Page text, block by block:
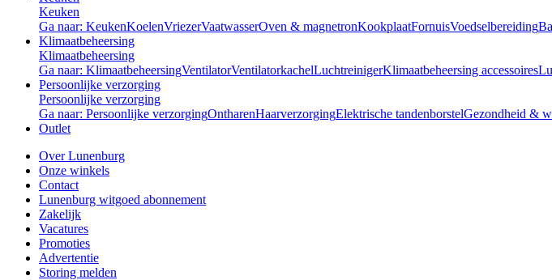
Keuken
Ga naar: KeukenKoelenVriezerVaatwasserOven & magnetronKookplaatFornuisVoedselbereiding
Klimaatbeheersing
Klimaatbeheersing
Ga naar: KlimaatbeheersingVentilatorVentilatorkachelLuchtreinigerKlimaatbeheersing accessoires
Persoonlijke verzorging
Persoonlijke verzorging
Ga naar: Persoonlijke verzorgingOntharenHaarverzorgingElektrische tandenborstelGezondheid &
Outlet
Over Lunenburg
Onze winkels
Contact
Lunenburg witgoed abonnement
Zakelijk
Vacatures
Promoties
Advertentie
Storing melden